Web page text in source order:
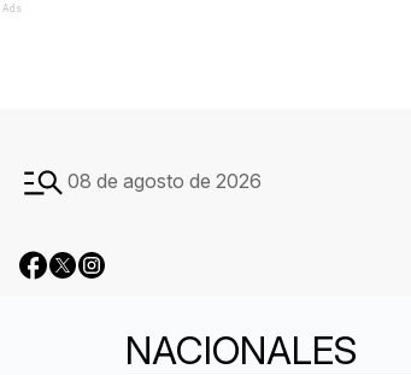
Ads
08 de agosto de 2026
NACIONALES